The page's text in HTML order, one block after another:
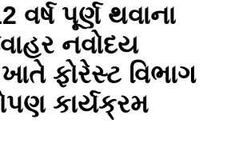
વર્ષ પૂર્ણ થવાના
નવોદય
ફોરેસ્ટ વિભાગ
કાર્યક્રમ